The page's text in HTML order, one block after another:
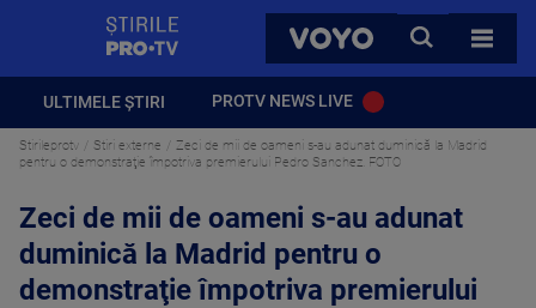
VOYO
CAUTA
TOATE
ULTIMELE ȘTIRI PROTV NEWS LIVE
Stirileprotv Stiri externe
Zeci de mii de oameni s-au adunat duminică la Madrid
pentru o demonstraţie împotriva premierului Pedro Sanchez. FOTO
Zeci de mii de oameni s-au adunat
duminică la Madrid pentru o
demonstraţie împotriva premierului